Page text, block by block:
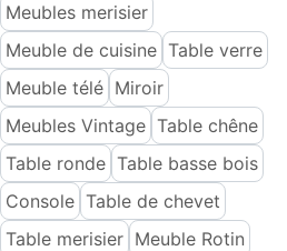
Meubles merisier
Meuble de cuisine Table verre
Meuble télé Miroir
Meubles Vintage Table chêne
Table ronde Table basse bois
Console Table de chevet
Table merisier Meuble Rotin